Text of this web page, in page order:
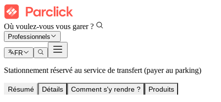
Où voulez-vous vous garer ?
Professionnels
FR
Stationnement réservé au service de transfert (payer au parking)
Résumé Détails Comment s'y rendre ? Produits